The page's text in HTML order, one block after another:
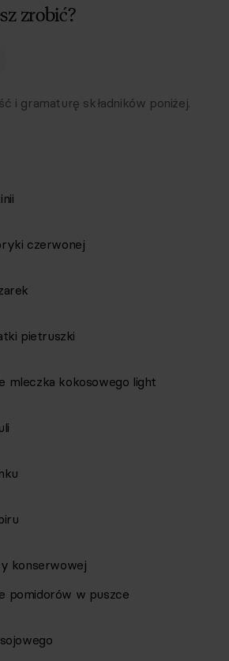
zrobić?
i gramaturę składników poniżej.
z ilościami i wagami
czerwonej
pietruszki
mleczka kokosowego light
konserwowej
pomidorów w puszce